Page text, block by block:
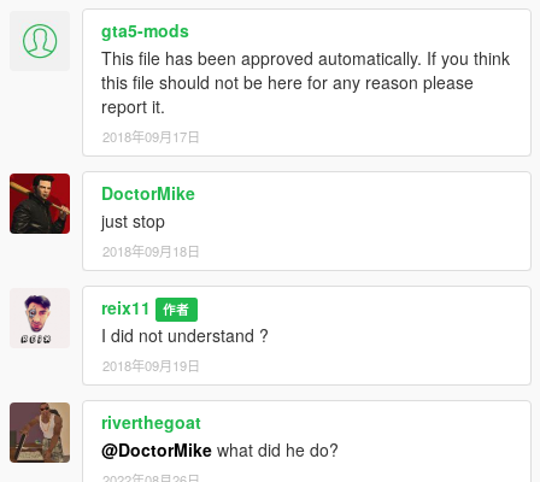
gta5-mods
This file has been approved automatically. If you think
this file should not be here for any reason please
report it.
2018年09月17日
DoctorMike
just stop
2018年09月18日
reix11 作者
I did not understand ?
2018年09月19日
riverthegoat
@DoctorMike what did he do?